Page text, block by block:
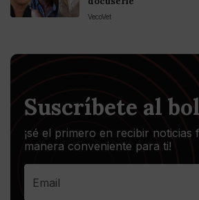
VecoVet
Suscríbete al
¡sé el primero en recibir noticias
manera conveniente para ti!